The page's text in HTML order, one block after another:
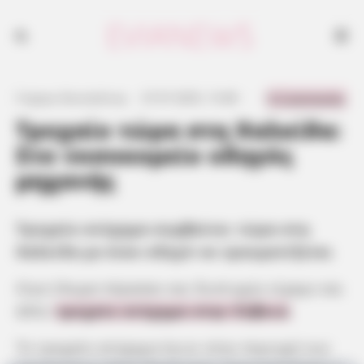
Τροχαίο τώρα στη Χαλκίδα:
Στο νοσοκομείο οδηγός
μηχανής
Τροχαίο ατύχημα συμβαίνει τώρα στη
τροχαίο ατύχημα στην Εύβοια